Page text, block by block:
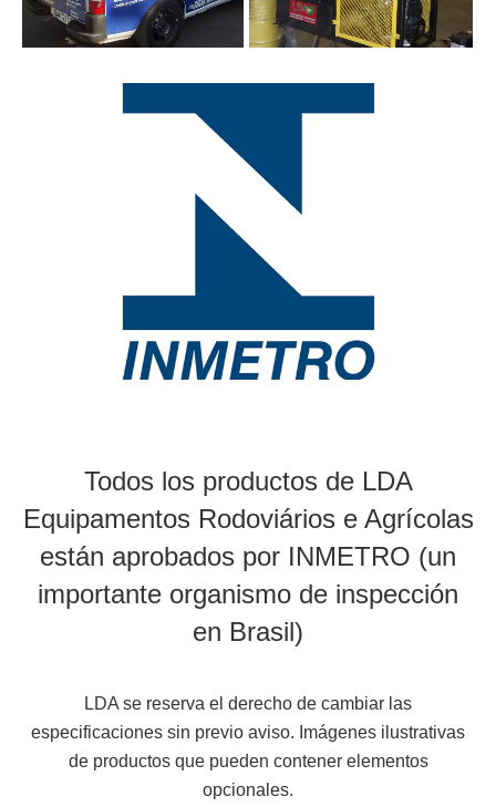
Todos los productos de LDA
Equipamentos Rodoviários e Agrícolas
están aprobados por INMETRO (un
importante organismo de inspección
en Brasil)
LDA se reserva el derecho de cambiar las
especificaciones sin previo aviso. Imágenes ilustrativas
de productos que pueden contener elementos
opcionales.